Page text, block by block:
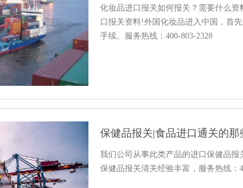
化妆品进口报关如何报关？需要什么
口报关资料!外国化妆品进入中国，首
手续。服务热线：400-803-2328
保健品报关|食品进口通关的那
我们公司从事此类产品的进口保健品报
保健品报关清关经验丰富，服务热线：